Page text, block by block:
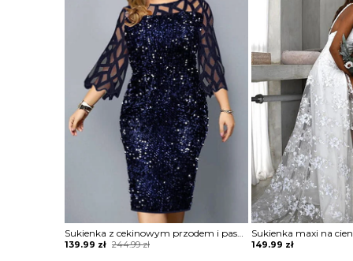
Sukienka z cekinowym przodem i paskami
244.99zł
Original
139.99 zł
Current
149.99 zł